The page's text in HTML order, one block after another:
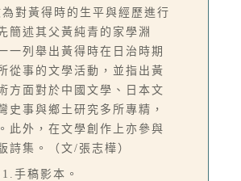
對黃得時的生平與經歷進行
簡述其父黃純青的家學淵
一列舉出黃得時在日治時期
從事的文學活動，並指出黃
方面對於中國文學、日本文
史事與鄉土研究多所專精，
此外，在文學創作上亦參與
詩集。（文/張志樺）
1.手稿影本。